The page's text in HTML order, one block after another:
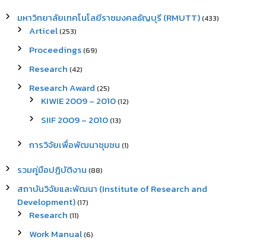
มหาวิทยาลัยเทคโนโลยีราชมงคลธัญบุรี (RMUTT)(433)
Articel(253)
Proceedings(69)
Research (42)
Research Award (25)
KIWIE 2009 – 2010(12)
SIIF 2009 – 2010(13)
การวิจัยเพื่อพัฒนาชุมชน (1)
รวมคู่มือปฏิบัติงาน (88)
สถาบันวิจัยและพัฒนา (Institute of Research and
Development)(17)
Research (11)
Work Manual(6)